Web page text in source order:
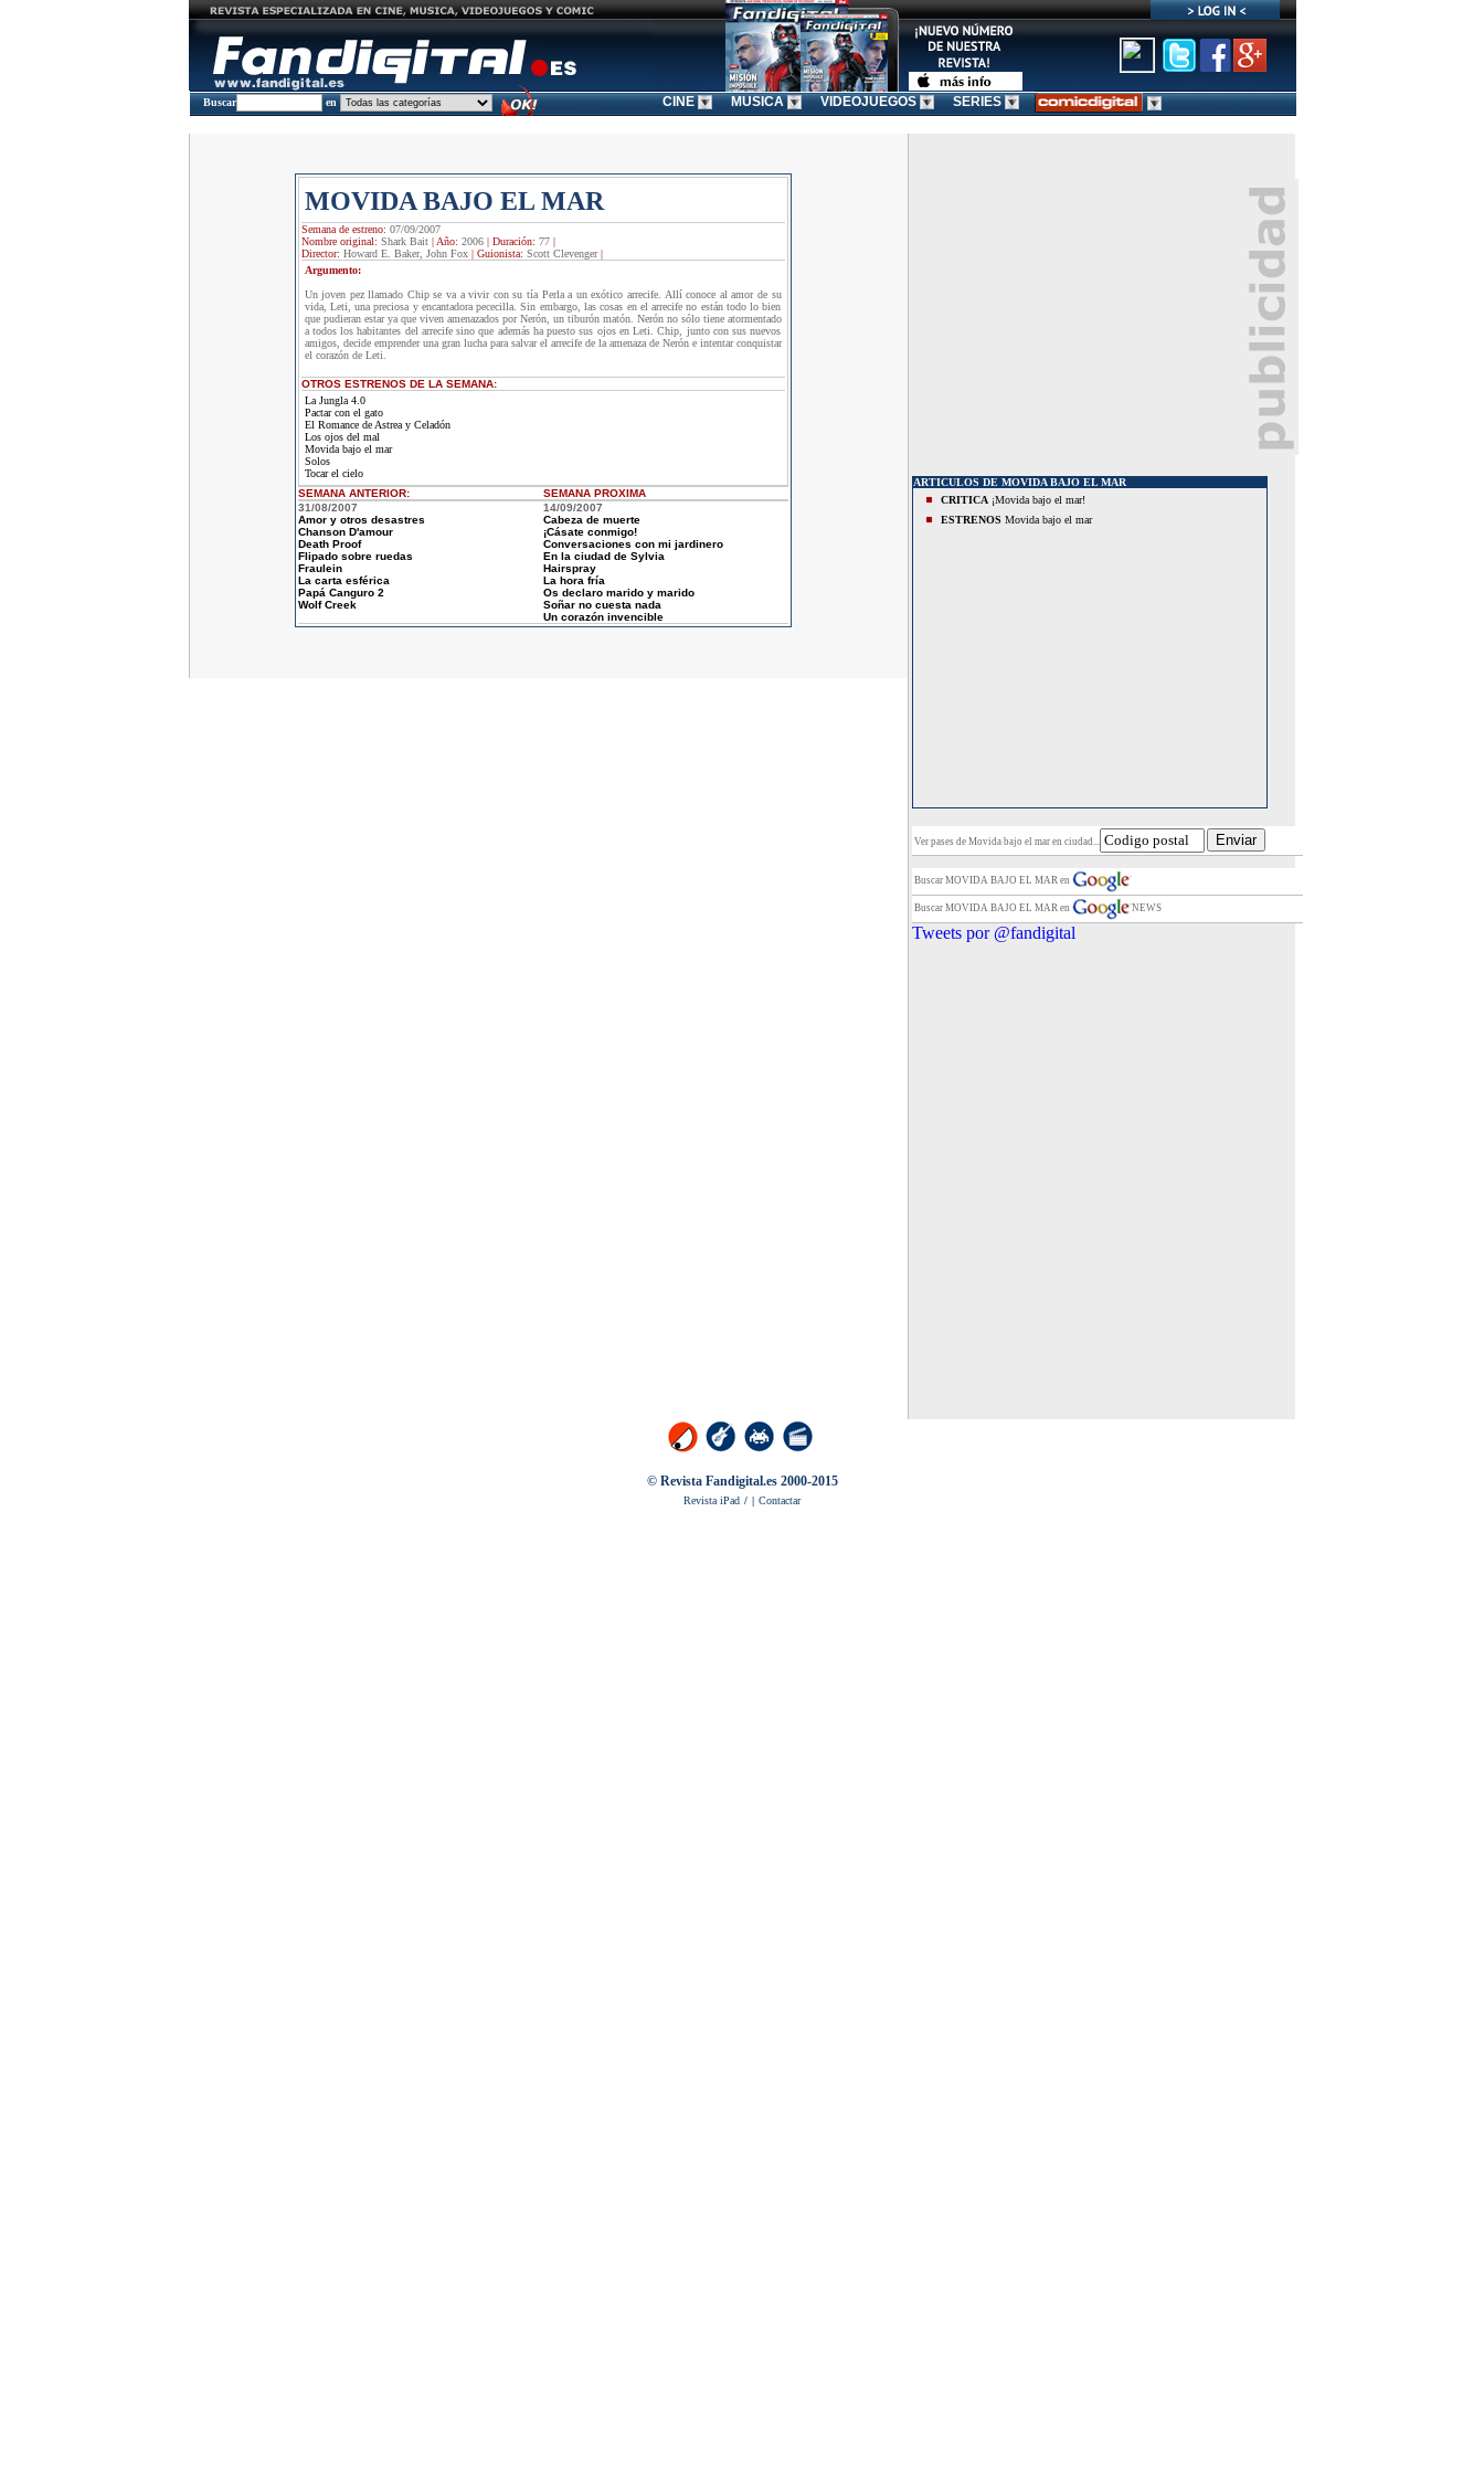
Buscar en CINE MUSICA VIDEOJUEGOS SERIES
MOVIDA BAJO EL MAR
Semana de estreno: 07/09/2007
Nombre original: Shark Bait| Año: 2006| Duración: 77|
Director: Howard E. Baker, John Fox| Guionista: Scott Clevenger|
Argumento:
Un joven pez llamado Chip se va a vivir con su tía Perla a un exótico arrecife. Allí conoce al amor de su
vida, Leti, una preciosa y encantadora pececilla. Sin embargo, las cosas en el arrecife no están todo lo bien
que pudieran estar ya que viven amenazados por Nerón, un tiburón matón. Nerón no sólo tiene atormentado
a todos los habitantes del arrecife sino que además ha puesto sus ojos en Leti. Chip, junto con sus nuevos
amigos, decide emprender una gran lucha para salvar el arrecife de la amenaza de Nerón e intentar conquistar
el corazón de Leti.
OTROS ESTRENOS DE LA SEMANA:
La Jungla 4.0
Pactar con el gato
El Romance de Astrea y Celadón
Los ojos del mal
Movida bajo el mar
Solos
Tocar el cielo
SEMANA ANTERIOR: SEMANA PROXIMA
31/08/2007
Amor y otros desastres
Chanson D'amour
Death Proof
Flipado sobre ruedas
Fraulein
La carta esférica
Papá Canguro 2
Wolf Creek
14/09/2007
Cabeza de muerte
¡Cásate conmigo!
Conversaciones con mi jardinero
En la ciudad de Sylvia
Hairspray
La hora fría
Os declaro marido y marido
Soñar no cuesta nada
Un corazón invencible
ARTICULOS DE MOVIDA BAJO EL MAR
CRITICA¡Movida bajo el mar!
ESTRENOS Movida bajo el mar
Ver pases de Movida bajo el mar en ciudad...
Buscar MOVIDA BAJO EL MAR en
Buscar MOVIDA BAJO EL MAR en NEWS
Tweets por @fandigital
© Revista Fandigital.es 2000-2015
Revista iPad / | Contactar